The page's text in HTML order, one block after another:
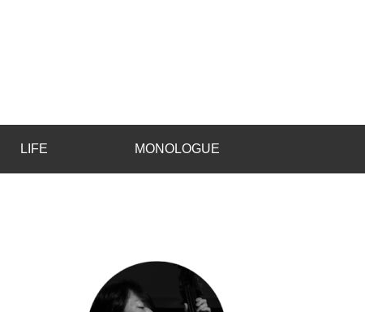
LIFE MONOLOGUE